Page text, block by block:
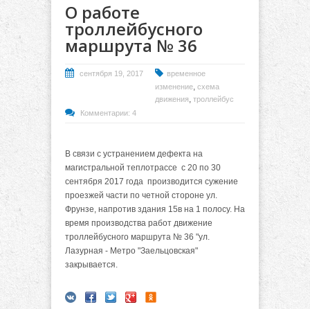
О работе
троллейбусного
маршрута № 36
сентября 19, 2017
временное
изменение, схема
движения, троллейбус
Комментарии: 4
В связи с устранением дефекта на
магистральной теплотрассе с 20 по 30
сентября 2017 года производится сужение
проезжей части по четной стороне ул.
Фрунзе, напротив здания 15в на 1 полосу. На
время производства работ движение
троллейбусного маршрута № 36 "ул.
Лазурная - Метро "Заельцовская"
закрывается.